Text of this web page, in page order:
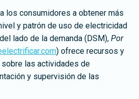
los consumidores a obtener más
y patrón de uso de electricidad
lado de la demanda (DSM), Por
) ofrece recursos y
las actividades de
y supervisión de las